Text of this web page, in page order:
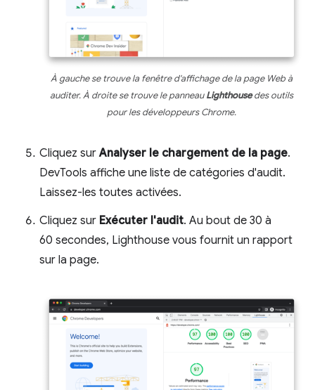
À gauche se trouve la fenêtre d'affichage de la page Web à
auditer. À droite se trouve le panneauLighthousedes outils
pour les développeurs Chrome.
Cliquez surAnalyser le chargement de la page.
DevTools affiche une liste de catégories d'audit.
Laissez-les toutes activées.
Cliquez sur Exécuter l'audit. Au bout de 30 à
60 secondes, Lighthouse vous fournit un rapport
sur la page.